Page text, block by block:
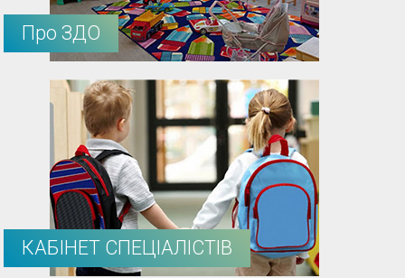
Про ЗДО
КАБІНЕТ СПЕЦІАЛІСТІВ